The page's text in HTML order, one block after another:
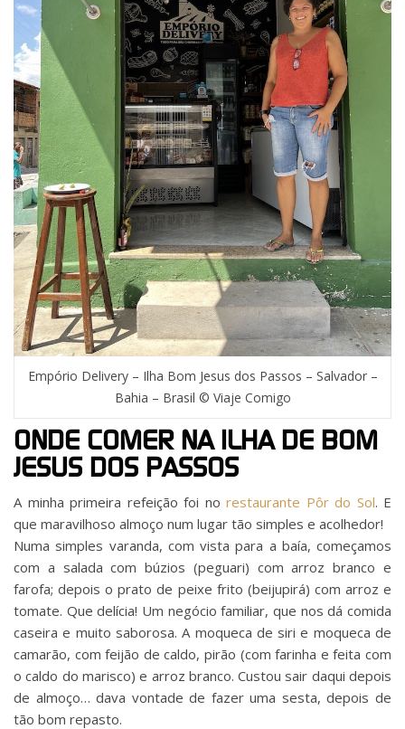
Empório Delivery – Ilha Bom Jesus dos Passos – Salvador –
Bahia – Brasil © Viaje Comigo
ONDE COMER NA ILHA DE BOM
JESUS DOS PASSOS
A minha primeira refeição foi no restaurante Pôr do Sol. E
que maravilhoso almoço num lugar tão simples e acolhedor!
Numa simples varanda, com vista para a baía, começamos
com a salada com búzios (peguari) com arroz branco e
farofa; depois o prato de peixe frito (beijupirá) com arroz e
tomate. Que delícia! Um negócio familiar, que nos dá comida
caseira e muito saborosa. A moqueca de siri e moqueca de
camarão, com feijão de caldo, pirão (com farinha e feita com
o caldo do marisco) e arroz branco. Custou sair daqui depois
de almoço… dava vontade de fazer uma sesta, depois de
tão bom repasto.